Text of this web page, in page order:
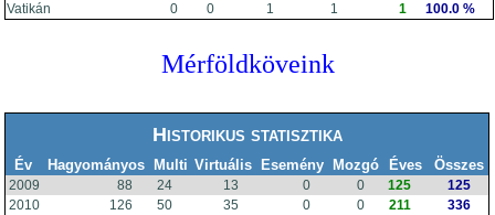
Vatikán
0 0 1 1 1 100.0 %
Mérföldköveink
Historikus statisztika
Év Hagyományos Multi Virtuális Esemény Mozgó Éves Összes
2009 88 24 13 0 0 125
125
2010
126 50 35 0 0 211
336